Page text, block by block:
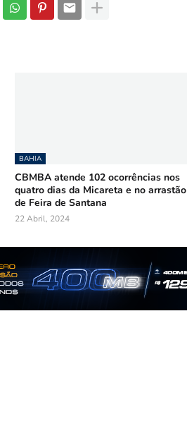
BAHIA
CBMBA atende 102 ocorrências nos
quatro dias da Micareta e no arrastão
de Feira de Santana
22 Abril, 2024